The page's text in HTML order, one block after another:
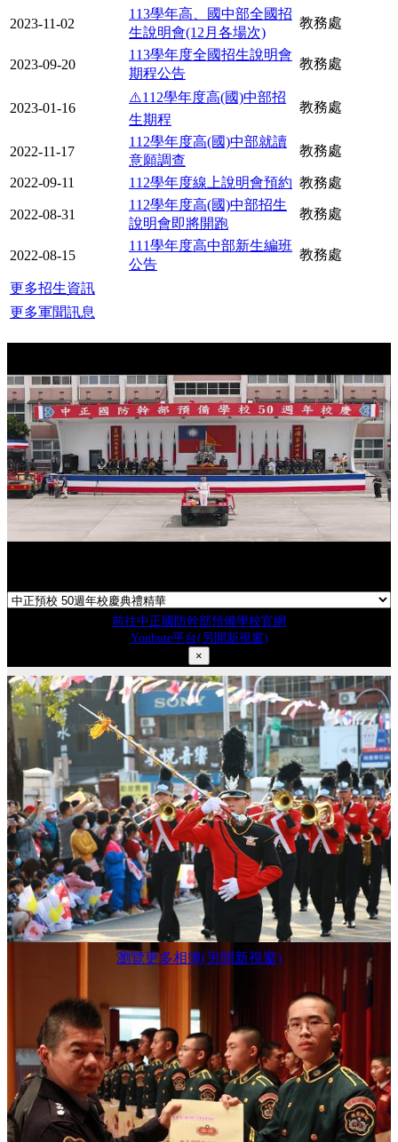
2023-11-02
113學年高、國中部全國招
生說明會(12月各場次)
教務處
2023-09-20
113學年度全國招生說明會
期程公告
教務處
2023-01-16
⚠️112學年度高(國)中部招
生期程
教務處
2022-11-17
112學年度高(國)中部就讀
意願調查
教務處
2022-09-11 112學年度線上說明會預約 教務處
2022-08-31
112學年度高(國)中部招生
說明會即將開跑
教務處
2022-08-15
111學年度高中部新生編班
公告
教務處
更多招生資訊
更多軍聞訊息
前往中正國防幹部預備學校官網
Youbute平台(另開新視窗)
×
瀏覽更多相簿(另開新視窗)